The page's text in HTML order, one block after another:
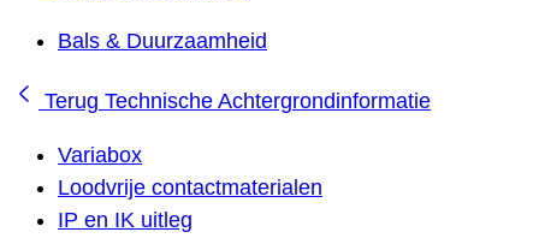
Bals & Duurzaamheid
Terug Technische Achtergrondinformatie
Variabox
Loodvrije contactmaterialen
IP en IK uitleg